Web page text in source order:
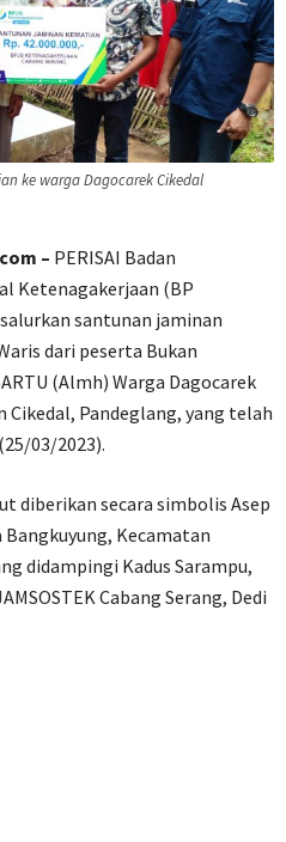
ke warga Dagocarek Cikedal
– PERISAI Badan
Ketenagakerjaan (BP
salurkan santunan jaminan
dari peserta Bukan
(Almh) Warga Dagocarek
Cikedal, Pandeglang, yang telah
03/2023).
diberikan secara simbolis Asep
Bangkuyung, Kecamatan
didampingi Kadus Sarampu,
Cabang Serang, Dedi